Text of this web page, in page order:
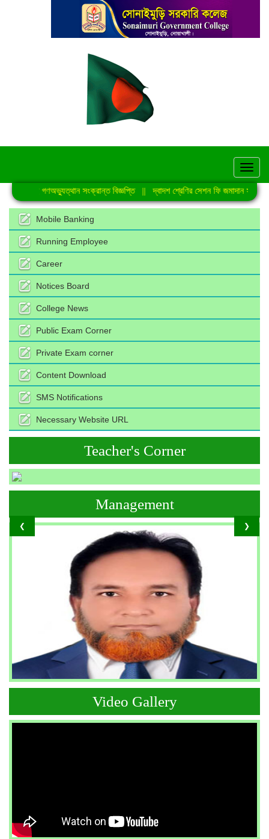
জুলাই গণঅভ্যুত্থান সংক্রান্ত বিজ্ঞপ্তি||দ্বাদশ শ্রেণির সেশন ফি জমাদান
Mobile Banking
Running Employee
Career
Notices Board
College News
Public Exam Corner
Private Exam corner
Content Download
SMS Notifications
Necessary Website URL
Teacher's Corner
❮ ❯
Management
Video Gallery